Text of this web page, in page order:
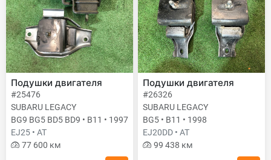
Подушки двигателя
#25476
SUBARU LEGACY
BG9 BG5 BD5 BD9 • B11 • 1997
EJ25 • AT
77 600 км
Подушки двигателя
#26326
SUBARU LEGACY
BG5 • B11 • 1998
EJ20DD • AT
99 438 км